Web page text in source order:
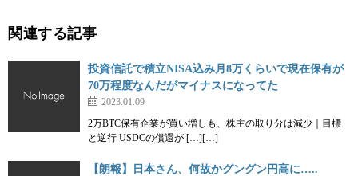
関連する記事
投資信託で積立NISA込み月8万くらいで現在保有が
70万程度なんだがマイナスになってた
2023.01.09
2万BTC保有企業が買い増しも、株主の取り分は減少｜目標
と逆行 USDCの償還が […][…]
【朗報】日本さん、何故かグングン円高に…..